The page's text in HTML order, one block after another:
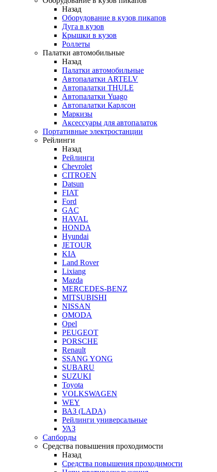
Назад
Оборудование в кузов пикапов
Дуга в кузов
Крышки в кузов
Роллеты
Палатки автомобильные
Назад
Палатки автомобильные
Автопалатки ARTELV
Автопалатки THULE
Автопалатки Yuago
Автопалатки Карлсон
Маркизы
Аксессуары для автопалаток
Портативные электростанции
Рейлинги
Назад
Рейлинги
Chevrolet
CITROEN
Datsun
FIAT
Ford
GAC
HAVAL
HONDA
Hyundai
JETOUR
KIA
Land Rover
Lixiang
Mazda
MERCEDES-BENZ
MITSUBISHI
NISSAN
OMODA
Opel
PEUGEOT
PORSCHE
Renault
SSANG YONG
SUBARU
SUZUKI
Toyota
VOLKSWAGEN
WEY
ВАЗ (LADA)
Рейлинги универсальные
УАЗ
Сапборды
Средства повышения проходимости
Назад
Средства повышения проходимости